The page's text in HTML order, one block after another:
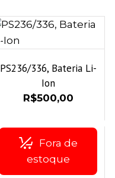
PS236/336, Bateria Li-
Ion
R$500,00
Fora de
estoque